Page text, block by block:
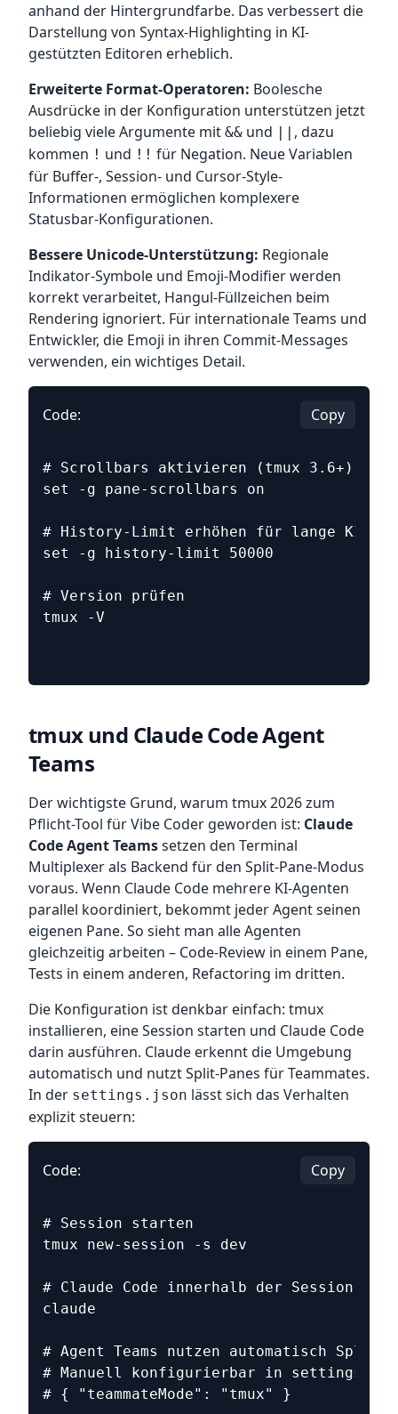
anhand der Hintergrundfarbe. Das verbessert die
Darstellung von Syntax-Highlighting in KI-
gestützten Editoren erheblich.
Erweiterte Format-Operatoren: Boolesche
Ausdrücke in der Konfiguration unterstützen jetzt
beliebig viele Argumente mit && und || , dazu
kommen ! und !! für Negation. Neue Variablen
für Buffer-, Session- und Cursor-Style-
Informationen ermöglichen komplexere
Statusbar-Konfigurationen.
Bessere Unicode-Unterstützung: Regionale
Indikator-Symbole und Emoji-Modifier werden
korrekt verarbeitet, Hangul-Füllzeichen beim
Rendering ignoriert. Für internationale Teams und
Entwickler, die Emoji in ihren Commit-Messages
verwenden, ein wichtiges Detail.
Code: Copy
# Scrollbars aktivieren (tmux 3.6+)
set -g pane-scrollbars on
# History-Limit erhöhen für lange KI-
set -g history-limit 50000
# Version prüfen
tmux -V
tmux und Claude Code Agent
Teams
Der wichtigste Grund, warum tmux 2026 zum
Pflicht-Tool für Vibe Coder geworden ist: Claude
Code Agent Teamssetzen den Terminal
Multiplexer als Backend für den Split-Pane-Modus
voraus. Wenn Claude Code mehrere KI-Agenten
parallel koordiniert, bekommt jeder Agent seinen
eigenen Pane. So sieht man alle Agenten
gleichzeitig arbeiten – Code-Review in einem Pane,
Tests in einem anderen, Refactoring im dritten.
Die Konfiguration ist denkbar einfach: tmux
installieren, eine Session starten und Claude Code
darin ausführen. Claude erkennt die Umgebung
automatisch und nutzt Split-Panes für Teammates.
In der settings.json lässt sich das Verhalten
explizit steuern:
Code: Copy
# Session starten
tmux new-session -s dev
# Claude Code innerhalb der Session
claude
# Agent Teams nutzen automatisch Split-
# Manuell konfigurierbar in
# { "teammateMode": "tmux" }